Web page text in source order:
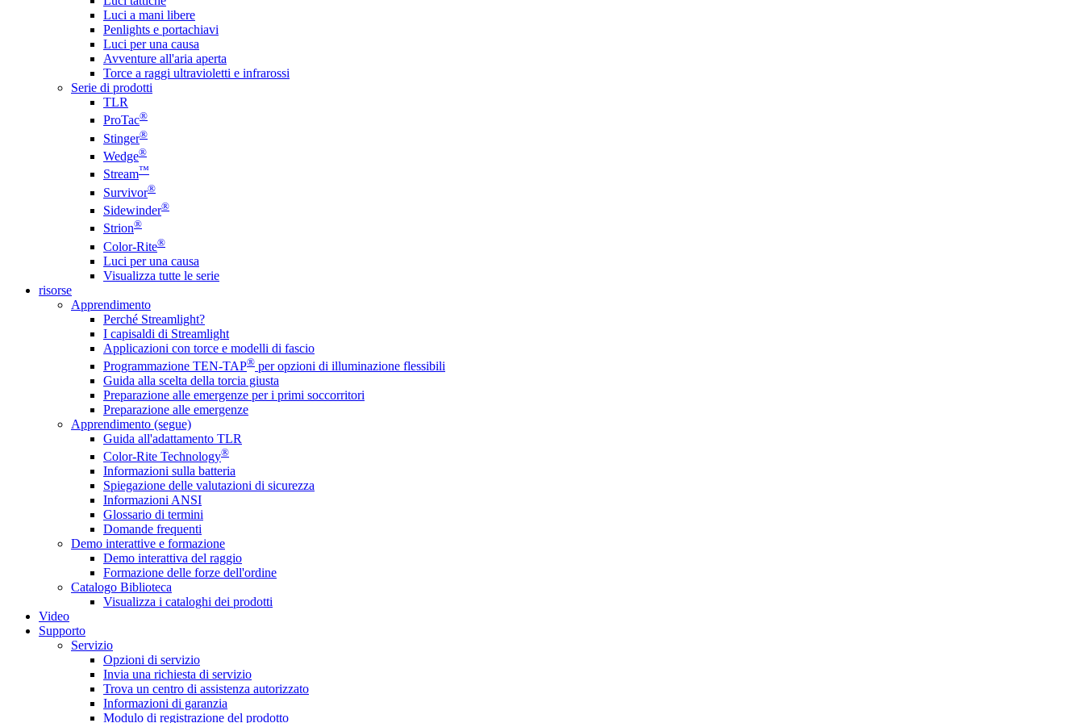
Luci a mani libere
Penlights e portachiavi
Luci per una causa
Avventure all'aria aperta
Torce a raggi ultravioletti e infrarossi
Serie di prodotti
TLR
ProTac®
Stinger®
Wedge®
Stream™
Survivor®
Sidewinder®
Strion®
Color-Rite®
Luci per una causa
Visualizza tutte le serie
risorse
Apprendimento
Perché Streamlight?
I capisaldi di Streamlight
Applicazioni con torce e modelli di fascio
Programmazione TEN-TAP® per opzioni di illuminazione flessibili
Guida alla scelta della torcia giusta
Preparazione alle emergenze per i primi soccorritori
Preparazione alle emergenze
Apprendimento (segue)
Guida all'adattamento TLR
Color-Rite Technology®
Informazioni sulla batteria
Spiegazione delle valutazioni di sicurezza
Informazioni ANSI
Glossario di termini
Domande frequenti
Demo interattive e formazione
Demo interattiva del raggio
Formazione delle forze dell'ordine
Catalogo Biblioteca
Visualizza i cataloghi dei prodotti
Video
Supporto
Servizio
Opzioni di servizio
Invia una richiesta di servizio
Trova un centro di assistenza autorizzato
Informazioni di garanzia
Modulo di registrazione del prodotto